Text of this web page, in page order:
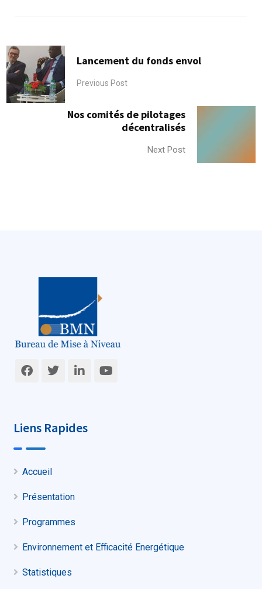
Lancement du fonds envol
Previous Post
Nos comités de pilotages
décentralisés
Next Post
Liens Rapides
Accueil
Présentation
Programmes
Environnement et Efficacité Energétique
Statistiques